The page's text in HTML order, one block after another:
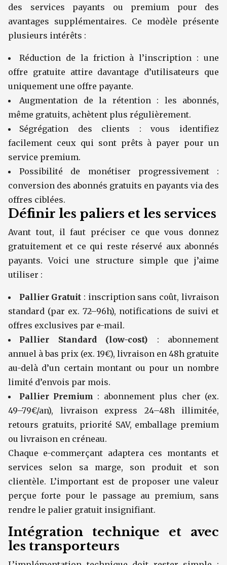
des services payants ou premium pour des
avantages supplémentaires. Ce modèle présente
plusieurs intérêts :
Réduction de la friction à l’inscription : une
offre gratuite attire davantage d’utilisateurs que
uniquement une offre payante.
Augmentation de la rétention : les abonnés,
même gratuits, achètent plus régulièrement.
Ségrégation des clients : vous identifiez
facilement ceux qui sont prêts à payer pour un
service premium.
Possibilité de monétiser progressivement :
conversion des abonnés gratuits en payants via des
offres ciblées.
Définir les paliers et les services
Avant tout, il faut préciser ce que vous donnez
gratuitement et ce qui reste réservé aux abonnés
payants. Voici une structure simple que j’aime
utiliser :
Pallier Gratuit : inscription sans coût, livraison
standard (par ex. 72–96h), notifications de suivi et
offres exclusives par e-mail.
Pallier Standard (low-cost) : abonnement
annuel à bas prix (ex. 19€), livraison en 48h gratuite
au-delà d’un certain montant ou pour un nombre
limité d’envois par mois.
Pallier Premium : abonnement plus cher (ex.
49–79€/an), livraison express 24–48h illimitée,
retours gratuits, priorité SAV, emballage premium
ou livraison en créneau.
Chaque e-commerçant adaptera ces montants et
services selon sa marge, son produit et son
clientèle. L’important est de proposer une valeur
perçue forte pour le passage au premium, sans
rendre le palier gratuit insignifiant.
Intégration technique et avec
les transporteurs